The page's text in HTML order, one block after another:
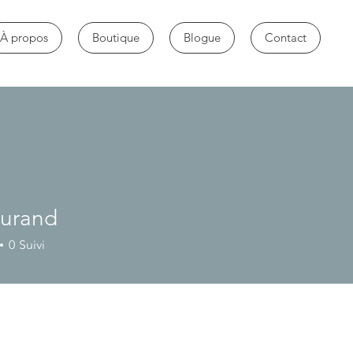
À propos Boutique Blogue Contact
0 Suivi